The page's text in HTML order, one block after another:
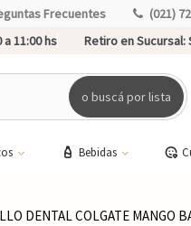
Frecuentes (021)
11:00 hs Retiro en Sucursal:
o buscá por lista
Bebidas
DENTAL COLGATE MANGO